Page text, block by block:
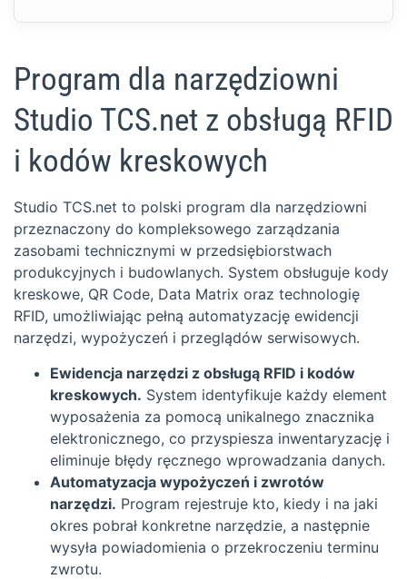
Program dla narzędziowni
Studio TCS.net z obsługą RFID
i kodów kreskowych
Studio TCS.net to polski program dla narzędziowni
przeznaczony do kompleksowego zarządzania
zasobami technicznymi w przedsiębiorstwach
produkcyjnych i budowlanych. System obsługuje kody
kreskowe, QR Code, Data Matrix oraz technologię
RFID, umożliwiając pełną automatyzację ewidencji
narzędzi, wypożyczeń i przeglądów serwisowych.
Ewidencja narzędzi z obsługą RFID i kodów
kreskowych. System identyfikuje każdy element
wyposażenia za pomocą unikalnego znacznika
elektronicznego, co przyspiesza inwentaryzację i
eliminuje błędy ręcznego wprowadzania danych.
Automatyzacja wypożyczeń i zwrotów
narzędzi. Program rejestruje kto, kiedy i na jaki
okres pobrał konkretne narzędzie, a następnie
wysyła powiadomienia o przekroczeniu terminu
zwrotu.